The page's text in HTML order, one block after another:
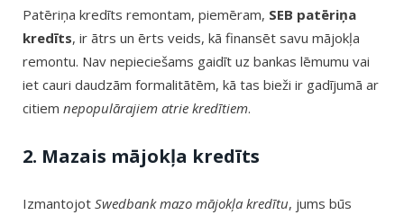
Patēriņa kredīts remontam, piemēram, SEB patēriņa
kredīts, ir ātrs un ērts veids, kā finansēt savu mājokļa
remontu. Nav nepieciešams gaidīt uz bankas lēmumu vai
iet cauri daudzām formalitātēm, kā tas bieži ir gadījumā ar
citiem nepopulārajiem atrie kredītiem.
2. Mazais mājokļa kredīts
Izmantojot Swedbank mazo mājokļa kredītu, jums būs